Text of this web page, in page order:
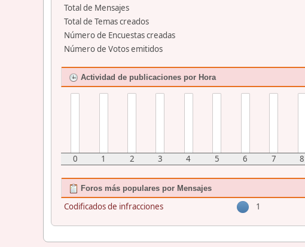
Total de Mensajes
Total de Temas creados
Número de Encuestas creadas
Número de Votos emitidos
Actividad de publicaciones por Hora
0 1 2 3 4 5 6 7 8
Foros más populares por Mensajes
Codificados de infracciones 1